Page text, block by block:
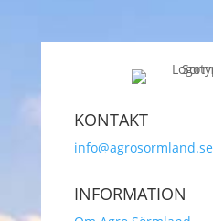
KONTAKT
info@agrosormland.se
INFORMATION